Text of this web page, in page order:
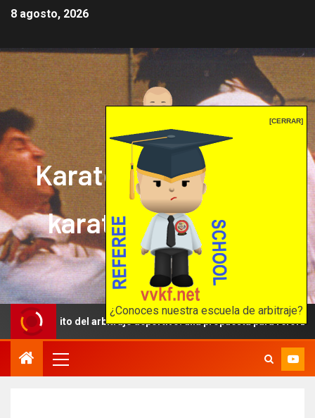
[CERRAR]
¿Conoces nuestra escuela de arbitraje?
8 agosto, 2026
Karate mrprepor: el
karate en internet
El karate en internet
ámbito del arbitraje deportivo: una propuesta para reforzar la